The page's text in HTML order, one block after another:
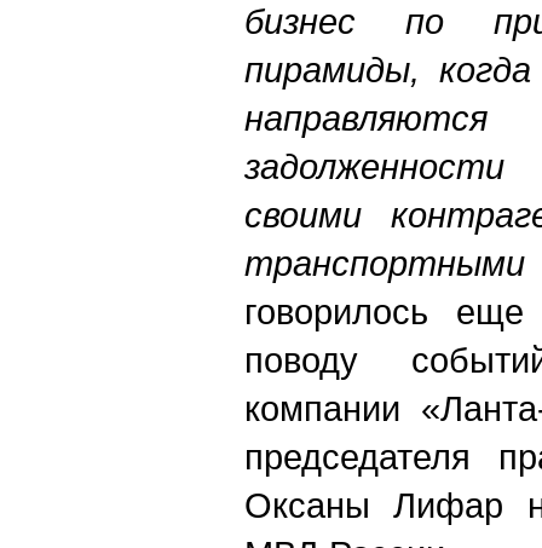
бизнес по
пирамиды,
своими
говорилось
поводу
компании
председателя
Оксаны Лифар